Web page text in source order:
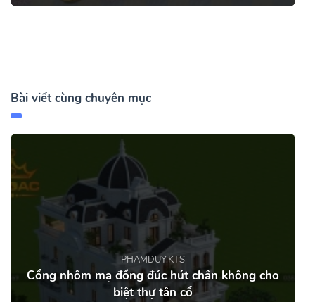
Bài viết cùng chuyên mục
PHAMDUY.KTS
Cổng nhôm mạ đồng đúc hút chân không cho
biệt thự tân cổ